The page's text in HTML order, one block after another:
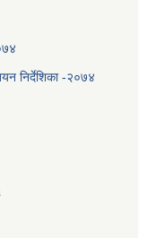
निर्देशिका -२०७४